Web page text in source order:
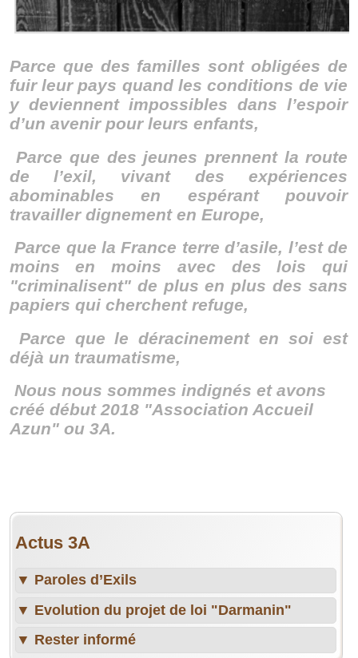
Parce que des familles sont obligées de
fuir leur pays quand les conditions de vie
y deviennent impossibles dans l’espoir
d’un avenir pour leurs enfants,
Parce que des jeunes prennent la route
de l’exil, vivant des expériences
abominables en espérant pouvoir
travailler dignement en Europe,
Parce que la France terre d’asile, l’est de
moins en moins avec des lois qui
"criminalisent" de plus en plus des sans
papiers qui cherchent refuge,
Parce que le déracinement en soi est
déjà un traumatisme,
Nous nous sommes indignés et avons
créé début 2018 "Association Accueil
Azun" ou 3A.
Actus 3A
▼ Paroles d’Exils
Programme du Festival Paroles d'Exils 2026
Inscriptions au repas du samedi 26 juin 2026
▼ Evolution du projet de loi "Darmanin"
https://www.gisti.org/spip.php?article6862
▼ Rester informé